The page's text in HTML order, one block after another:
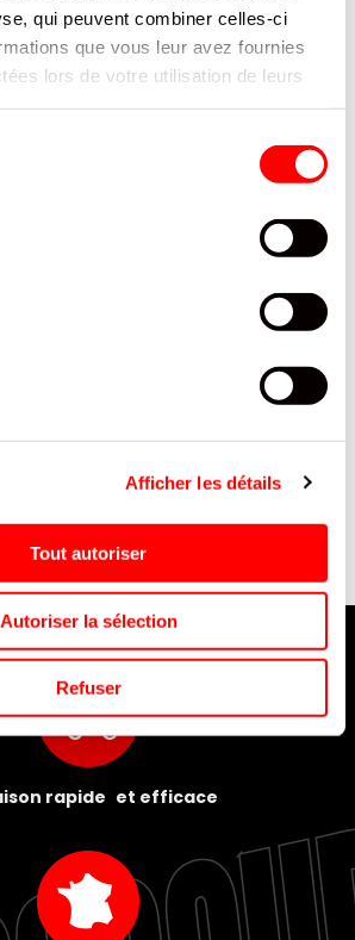
qui peuvent combiner celles-ci
que vous leur avez fournies
lors de votre utilisation de leurs
Afficher les détails
Tout autoriser
Autoriser la sélection
Refuser
VOUS
SUCETTES COLA ET CITRON
CHUPA CHUPS BOITE
CARTON 1,8KG /1
rapide et efficace